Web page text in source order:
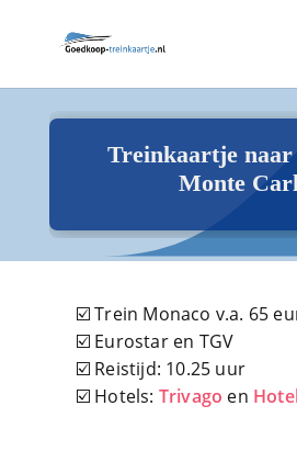
Treinkaartje naar
Monte
☑️ Trein Monaco v.a. 65
☑️ Eurostar en TGV
☑️ Reistijd: 10.25 uur
☑️ Hotels: Trivago en